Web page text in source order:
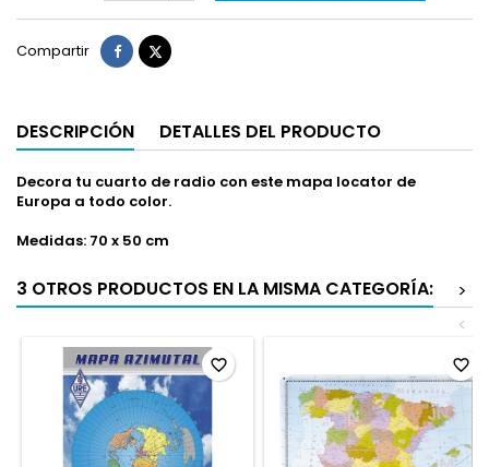
Compartir CompartirTuitear
DESCRIPCIÓN DETALLES DEL PRODUCTO
Decora tu cuarto de radio con este mapa locator de
Europa a todo color.
Medidas: 70 x 50 cm
3 OTROS PRODUCTOS EN LA MISMA CATEGORÍA:
>
<
favorite_border favorite_border